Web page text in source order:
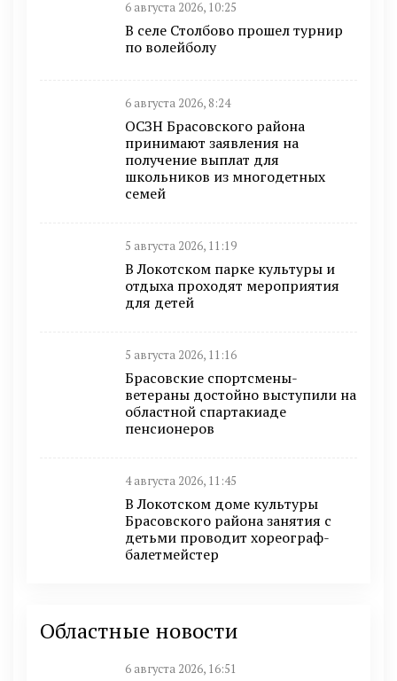
6 августа 2026, 10:25
В селе Столбово прошел турнир
по волейболу
6 августа 2026, 8:24
ОСЗН Брасовского района
принимают заявления на
получение выплат для
школьников из многодетных
семей
5 августа 2026, 11:19
В Локотском парке культуры и
отдыха проходят мероприятия
для детей
5 августа 2026, 11:16
Брасовские спортсмены-
ветераны достойно выступили на
областной спартакиаде
пенсионеров
4 августа 2026, 11:45
В Локотском доме культуры
Брасовского района занятия с
детьми проводит хореограф-
балетмейстер
Областные новости
6 августа 2026, 16:51